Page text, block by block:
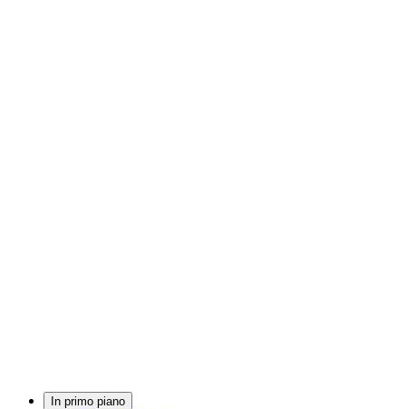
In primo piano